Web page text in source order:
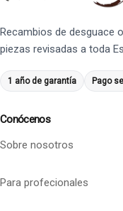
Recambios de desguace
piezas revisadas a toda
1 año de garantía Pago
Conócenos
Sobre nosotros
Para profecionales